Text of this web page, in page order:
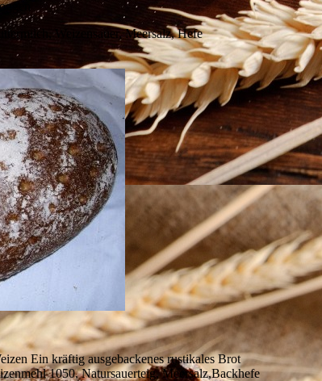
Weizensauer, Meersalz, Hefe
Ein kräftig ausgebackenes rustikales Brot
1050, Natursauerteig, Meersalz,Backhefe